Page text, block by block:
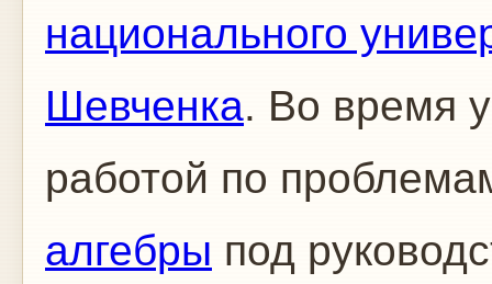
национального
Шевченка. Во время
работой по
алгебры под